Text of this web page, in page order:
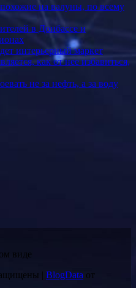
на валуны, по всему
в Донбассе и
интерьерный маркет
как от нее избавиться,
не за нефть, а за воду
виде
| BlogData от